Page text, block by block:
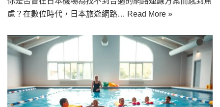
慮？在數位時代，日本旅遊網路… Read More »